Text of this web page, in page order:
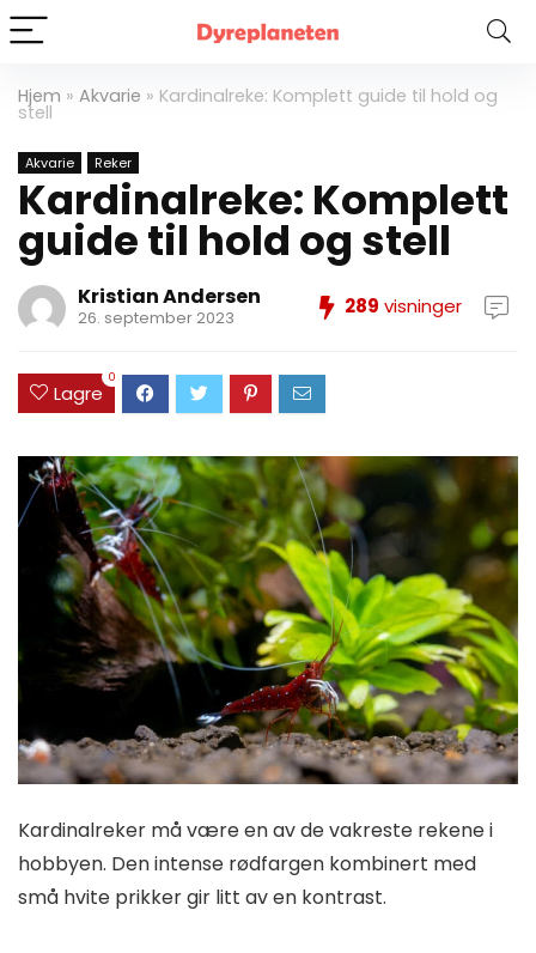
Hjem » Akvarie » Kardinalreke: Komplett guide til hold og
stell
Akvarie Reker
Kardinalreke: Komplett
guide til hold og stell
Kristian Andersen
26. september 2023 289 visninger
Lagre
0
Kardinalreker må være en av de vakreste rekene i
hobbyen. Den intense rødfargen kombinert med
små hvite prikker gir litt av en kontrast.